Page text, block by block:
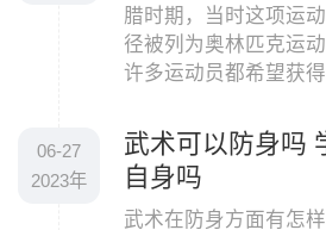
腊时期，当时这项运
径被列为奥林匹克运
许多运动员都希望获
项目来参加
06-27
2023年
武术可以防身吗
自身吗
武术在防身方面有怎